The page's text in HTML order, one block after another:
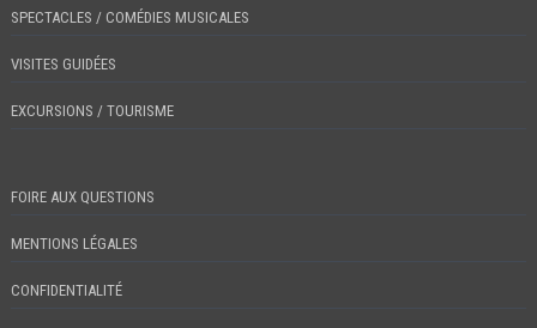
SPECTACLES / COMÉDIES MUSICALES
VISITES GUIDÉES
EXCURSIONS / TOURISME
FOIRE AUX QUESTIONS
MENTIONS LÉGALES
CONFIDENTIALITÉ